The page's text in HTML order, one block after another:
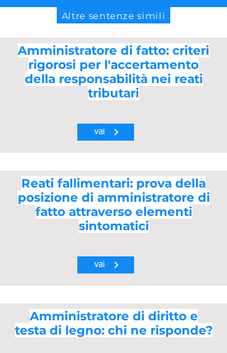
Altre sentenze simili
Amministratore di fatto: criteri
rigorosi per l'accertamento
della responsabilità nei reati
tributari
vai
Reati fallimentari: prova della
posizione di amministratore di
fatto attraverso elementi
sintomatici
vai
Amministratore di diritto e
testa di legno: chi ne risponde?